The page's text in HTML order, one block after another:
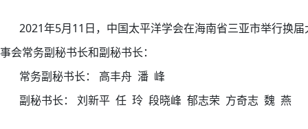
2021年5月11日，中国太平洋学会在海南省三亚市举行换届
事会常务副秘书长和副秘书长：
常务副秘书长： 高丰舟 潘 峰
副秘书长： 刘新平 任 玲 段晓峰 郁志荣 方奇志 魏 燕